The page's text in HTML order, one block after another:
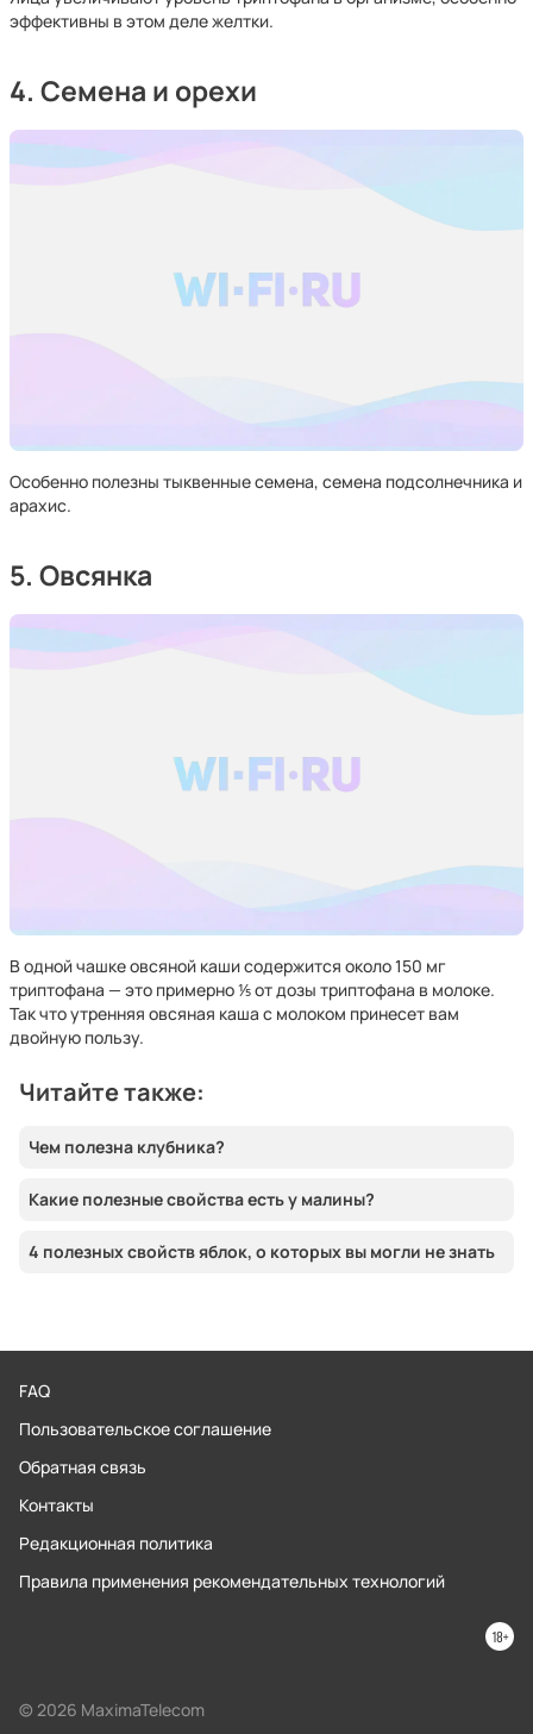
эффективны в этом деле желтки.
4. Семена и орехи
Особенно полезны тыквенные семена, семена подсолнечника и
арахис.
5. Овсянка
В одной чашке овсяной каши содержится около 150 мг
триптофана — это примерно ⅕ от дозы триптофана в молоке.
Так что утренняя овсяная каша с молоком принесет вам
двойную пользу.
Читайте также:
Чем полезна клубника?
Какие полезные свойства есть у малины?
4 полезных свойств яблок, о которых вы могли не знать
FAQ
Пользовательское соглашение
Обратная связь
Контакты
Редакционная политика
Правила применения рекомендательных технологий
© 2026 MaximaTelecom